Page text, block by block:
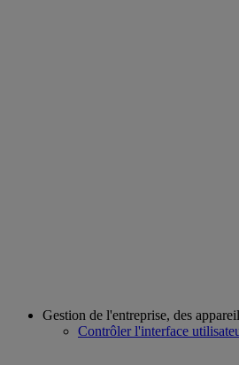
Gestion de l'entreprise, des
Contrôler l'interface